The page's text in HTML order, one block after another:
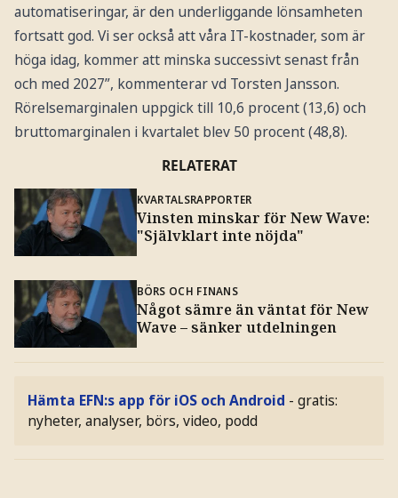
automatiseringar, är den underliggande lönsamheten
fortsatt god. Vi ser också att våra IT-kostnader, som är
höga idag, kommer att minska successivt senast från
och med 2027”, kommenterar vd Torsten Jansson.
Rörelsemarginalen uppgick till 10,6 procent (13,6) och
bruttomarginalen i kvartalet blev 50 procent (48,8).
RELATERAT
KVARTALSRAPPORTER
Vinsten minskar för New Wave:
"Självklart inte nöjda"
BÖRS OCH FINANS
Något sämre än väntat för New
Wave – sänker utdelningen
Hämta EFN:s app för iOS och Android - gratis:
nyheter, analyser, börs, video, podd